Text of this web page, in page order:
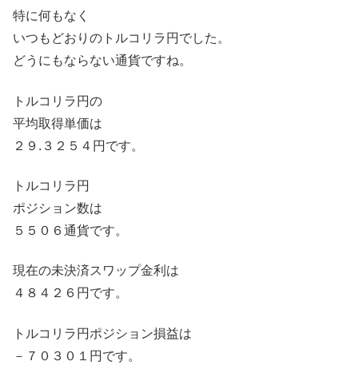
特に何もなく
いつもどおりのトルコリラ円でした。
どうにもならない通貨ですね。
トルコリラ円の
平均取得単価は
２９.３２５４円です。
トルコリラ円
ポジション数は
５５０６通貨です。
現在の未決済スワップ金利は
４８４２６円です。
トルコリラ円ポジション損益は
－７０３０１円です。